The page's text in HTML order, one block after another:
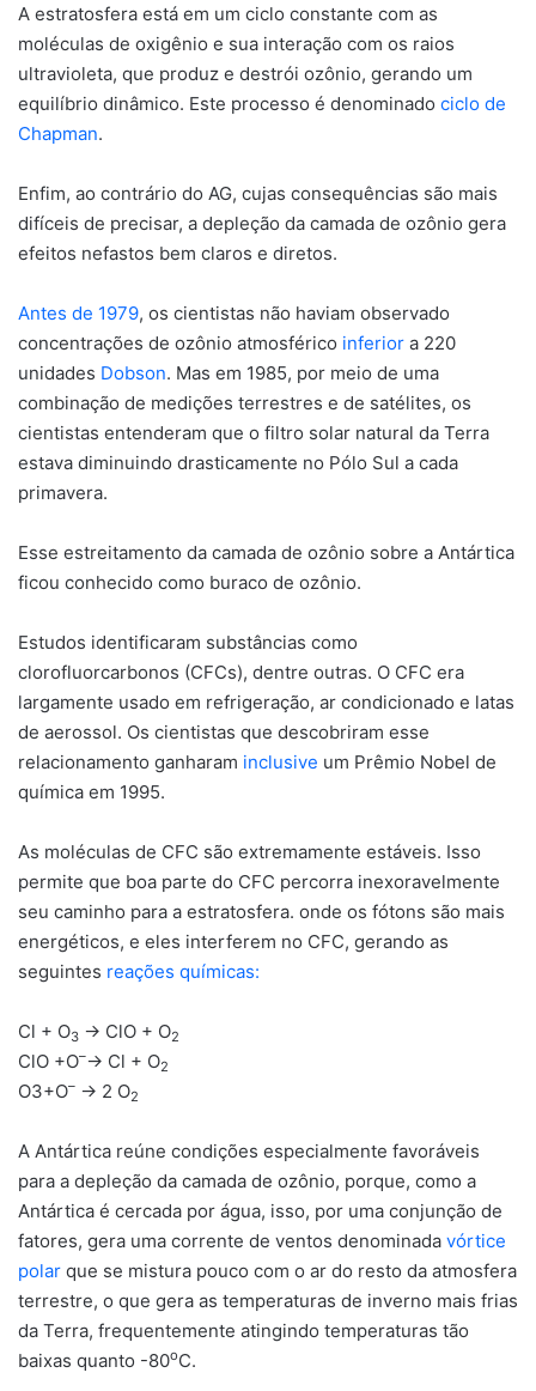
A estratosfera está em um ciclo constante com as
moléculas de oxigênio e sua interação com os raios
ultravioleta, que produz e destrói ozônio, gerando um
equilíbrio dinâmico. Este processo é denominado ciclo de
Chapman.
Enfim, ao contrário do AG, cujas consequências são mais
difíceis de precisar, a depleção da camada de ozônio gera
efeitos nefastos bem claros e diretos.
Antes de 1979, os cientistas não haviam observado
concentrações de ozônio atmosférico inferior a 220
unidades Dobson. Mas em 1985, por meio de uma
combinação de medições terrestres e de satélites, os
cientistas entenderam que o filtro solar natural da Terra
estava diminuindo drasticamente no Pólo Sul a cada
primavera.
Esse estreitamento da camada de ozônio sobre a Antártica
ficou conhecido como buraco de ozônio.
Estudos identificaram substâncias como
clorofluorcarbonos (CFCs), dentre outras. O CFC era
largamente usado em refrigeração, ar condicionado e latas
de aerossol. Os cientistas que descobriram esse
relacionamento ganharam inclusive um Prêmio Nobel de
química em 1995.
As moléculas de CFC são extremamente estáveis. Isso
permite que boa parte do CFC percorra inexoravelmente
seu caminho para a estratosfera. onde os fótons são mais
energéticos, e eles interferem no CFC, gerando as
seguintes reações químicas:
Cl + O3 → ClO + O2
ClO +O–→ Cl + O2
O3+O– → 2 O2
A Antártica reúne condições especialmente favoráveis
para a depleção da camada de ozônio, porque, como a
Antártica é cercada por água, isso, por uma conjunção de
fatores, gera uma corrente de ventos denominada vórtice
polar que se mistura pouco com o ar do resto da atmosfera
terrestre, o que gera as temperaturas de inverno mais frias
da Terra, frequentemente atingindo temperaturas tão
baixas quanto -80oC.